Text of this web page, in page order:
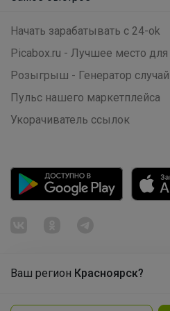
Ваш регион Красноярск?
Начать зарабатывать с 24-ok
Picabox.ru - Лучшее место
Розыгрыш - Генератор
Пульс нашего маркетплейса
Укорачиватель ссылок
Брюнетка
Продолжая использовать этот